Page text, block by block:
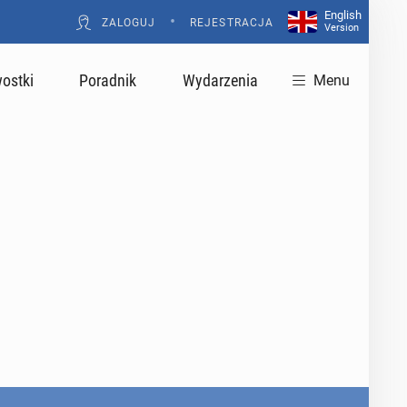
ZALOGUJ • REJESTRACJA
English
Version
Poradnik Wydarzenia Menu